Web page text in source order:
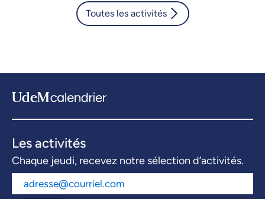
Toutes les activités
Les activités
Chaque jeudi, recevez notre sélection d’activités.